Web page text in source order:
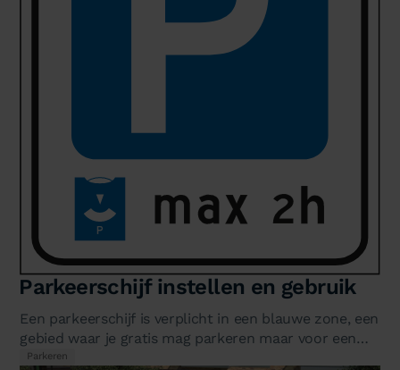
Parkeerschijf instellen en gebruik
Een parkeerschijf is verplicht in een blauwe zone, een
gebied waar je gratis mag parkeren maar voor een
beperkte tijd. Je stelt…
Parkeren